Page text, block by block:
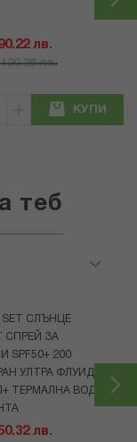
лв.
лв.
КУПИ
теб
SET СЛЪНЦЕ
СПРЕЙ ЗА
SPF50+ 200
УЛТРА ФЛУИД ЗА
ТЕРМАЛНА ВОДА
лв.